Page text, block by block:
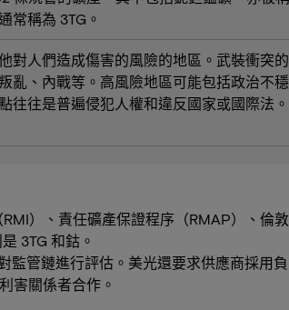
常稱為 3TG。
人們造成傷害的風險的地區。武裝衝突
、內戰等。高風險地區可能包括政治不
往往是普遍侵犯人權和違反國家或國際法。
）、責任礦產保證程序（RMAP）、倫
3TG 和鈷。
管鏈進行評估。美光還要求供應商採用
害關係者合作。